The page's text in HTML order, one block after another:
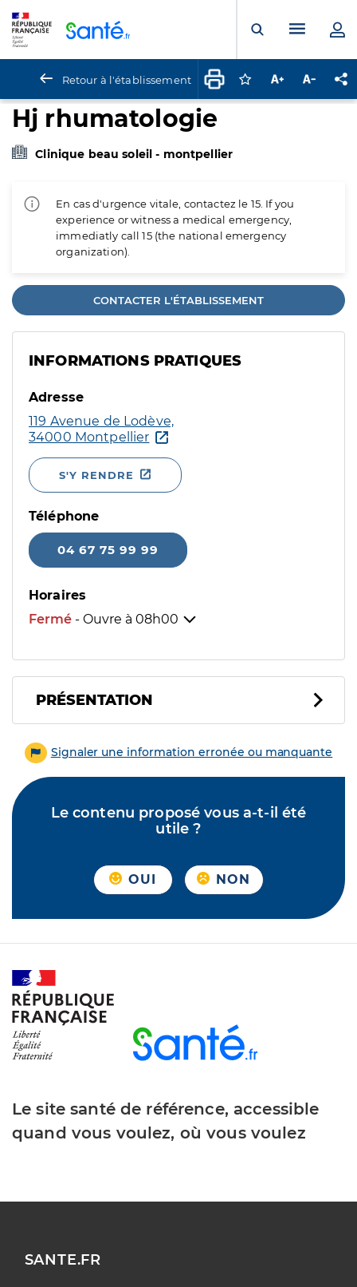
Ouvrir laMenu
Retour à l'établissement Connectez-vous
Augmenter la
Hj rhumatologie
Clinique beau soleil - montpellier
En cas d'urgence vitale, contactez le 15. If you
experience or witness a medical emergency,
immediatly call 15 (the national emergency
organization).
CONTACTER L'ÉTABLISSEMENT
INFORMATIONS PRATIQUES
Adresse
119 Avenue de Lodève,
34000 Montpellier
S'Y RENDRE
Téléphone
04 67 75 99 99
Horaires
Fermé - Ouvre à 08h00
PRÉSENTATION
Signaler une information erronée ou manquante
Le contenu proposé vous a-t-il été
utile ?
OUI NON
Le site santé de référence, accessible
quand vous voulez, où vous voulez
SANTE.FR